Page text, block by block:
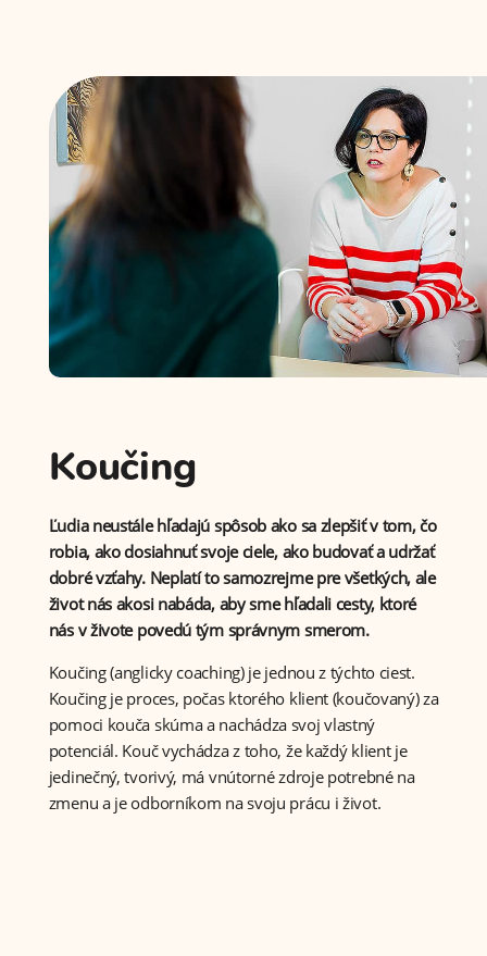
Koučing
Ľudia neustále hľadajú spôsob ako sa zlepšiť v tom, čo
robia, ako dosiahnuť svoje ciele, ako budovať a udržať
dobré vzťahy. Neplatí to samozrejme pre všetkých, ale
život nás akosi nabáda, aby sme hľadali cesty, ktoré
nás v živote povedú tým správnym smerom.
Koučing (anglicky coaching) je jednou z týchto ciest.
Koučing je proces, počas ktorého klient (koučovaný) za
pomoci kouča skúma a nachádza svoj vlastný
potenciál. Kouč vychádza z toho, že každý klient je
jedinečný, tvorivý, má vnútorné zdroje potrebné na
zmenu a je odborníkom na svoju prácu i život.